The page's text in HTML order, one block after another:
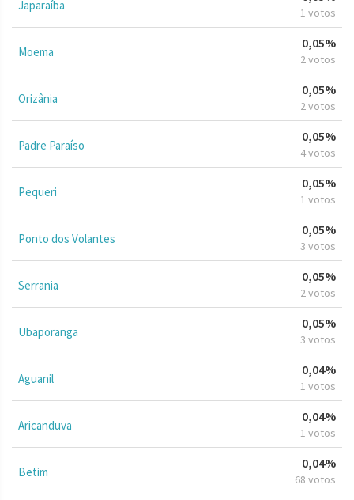
Japaraíba 1 votos
Moema
0,05%
2 votos
Orizânia
0,05%
2 votos
Padre Paraíso
0,05%
4 votos
Pequeri
0,05%
1 votos
Ponto dos Volantes
0,05%
3 votos
Serrania
0,05%
2 votos
Ubaporanga
0,05%
3 votos
Aguanil
0,04%
1 votos
Aricanduva
0,04%
1 votos
Betim
0,04%
68 votos